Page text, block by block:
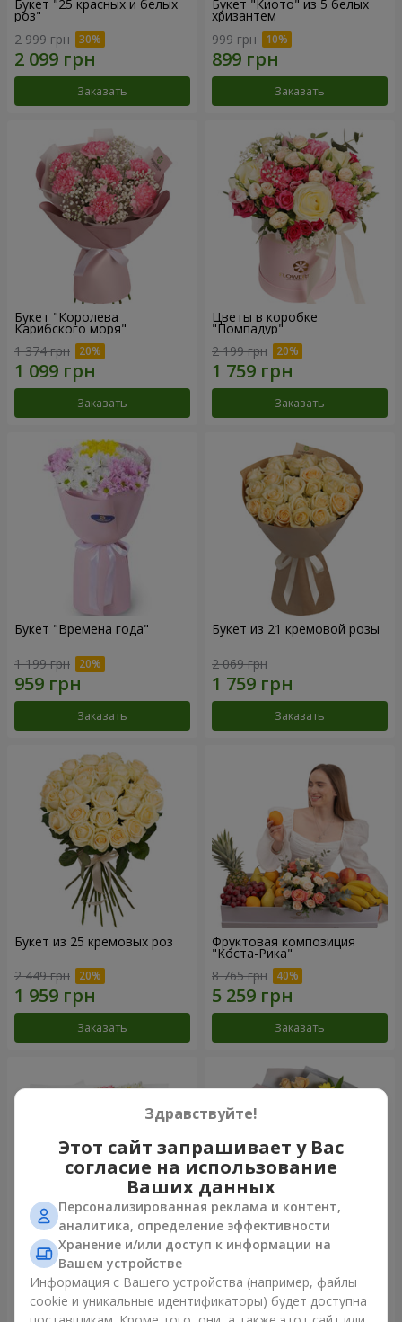
Букет "25 красных и белых
роз"
2 999 грн
Заказать
Букет "Киото" из 5 белых
хризантем
999 грн
Заказать
Букет "Королева
Карибского моря"
1 374 грн
Заказать
Цветы в коробке
"Помпадур"
2 199 грн
Заказать
Букет "Времена года"
1 199 грн
Заказать
Букет из 21 кремовой розы
2 069 грн
Заказать
Букет из 25 кремовых роз
2 449 грн
Заказать
Фруктовая композиция
"Коста-Рика"
8 765 грн
Заказать
Букет "Крещатик"
3 941 грн
Букет "Мы и лето"
1 554 грн
Здравствуйте!
Этот сайт запрашивает у Вас
согласие на использование
Ваших данных
Персонализированная реклама и контент,
аналитика, определение эффективности
Хранение и/или доступ к информации на
Вашем устройстве
Информация с Вашего устройства (например, файлы
cookie и уникальные идентификаторы) будет доступна